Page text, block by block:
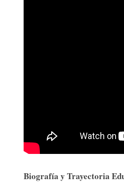
Biografía y Trayectoria